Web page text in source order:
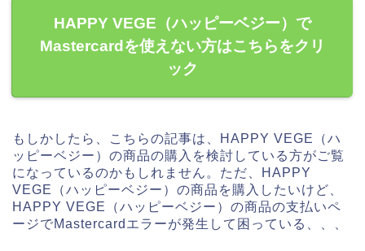
HAPPY VEGE（ハッピーベジー）で
Mastercardを使えない方はこちらをクリ
ック
もしかしたら、こちらの記事は、HAPPY VEGE（ハ
ッピーベジー）の商品の購入を検討している方がご覧
になっているのかもしれません。ただ、HAPPY
VEGE（ハッピーベジー）の商品を購入したいけど、
HAPPY VEGE（ハッピーベジー）の商品の支払いペ
ージでMastercardエラーが発生して困っている、、、